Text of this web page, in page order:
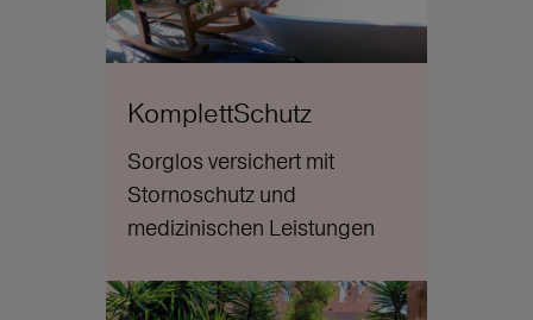
KomplettSchutz
Sorglos versichert mit
Stornoschutz und
medizinischen Leistungen